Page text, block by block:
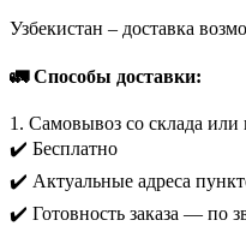
Узбекистан – доставка
🚛 Способы доставки:
1. Самовывоз со склада
✔️ Бесплатно
✔️ Актуальные адреса
✔️ Готовность заказа — по